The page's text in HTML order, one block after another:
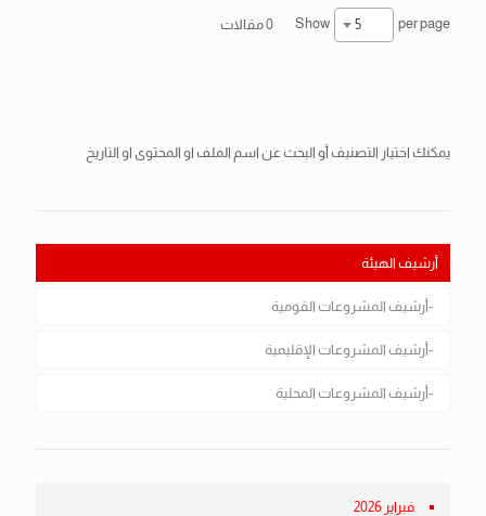
Show 5 per page 0 مقالات
يمكنك اختيار التصنيف أو البحث عن اسم الملف او المحتوى او التاريخ
أرشيف الهيئة
أرشيف المشروعات القومية
أرشيف المشروعات الإقليمية
أرشيف المشروعات المحلية
فبراير 2026